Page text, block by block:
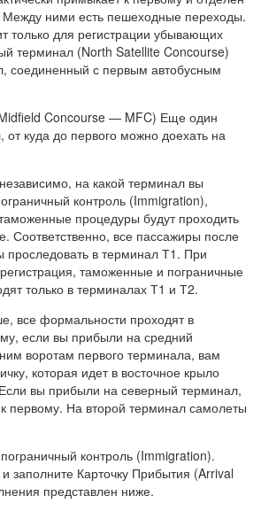
Между ними есть пешеходные переходы.
только для регистрации убывающих
терминал (North Satellite Concourse)
соединенный с первым автобусным
Concourse — MFC) Еще один
куда до первого можно доехать на
на какой терминал вы
контроль (Immigration),
процедуры будут проходить
Соответственно, все пассажиры после
в терминал Т1. При
таможенные и пограничные
только в терминалах Т1 и Т2.
все формальности проходят в
если вы прибыли на средний
воротам первого терминала, вам
которая идет в восточное крыло
вы прибыли на северный терминал,
первому. На второй терминал самолеты
контроль (Immigration).
и заполните Карточку Прибытия (Arrival
представлен ниже.